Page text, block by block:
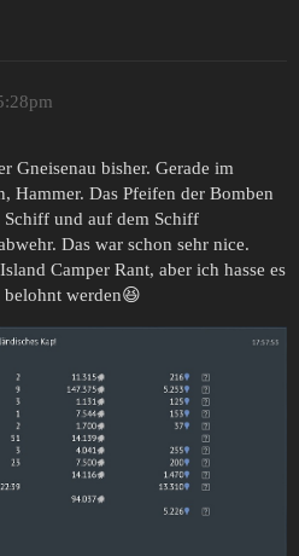
Gneisenau bisher. Gerade im
Hammer. Das Pfeifen der Bomben
und auf dem Schiff
Das war schon sehr nice.
Camper Rant, aber ich hasse es
werden😆